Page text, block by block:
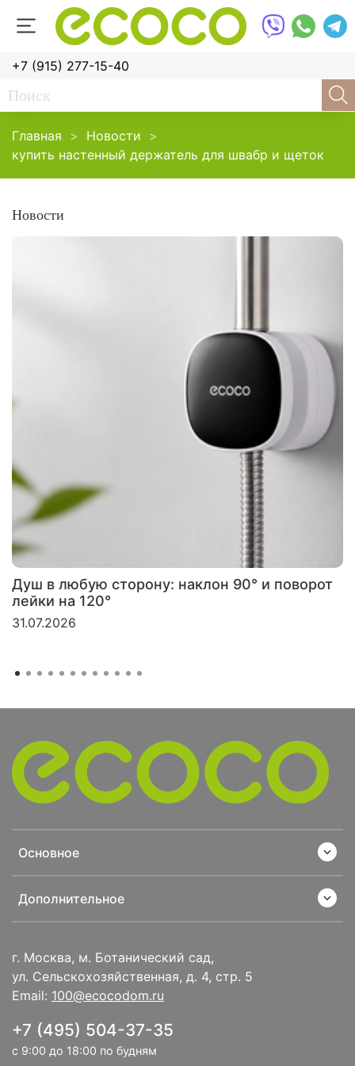
+7 (915) 277-15-40
Главная
Новости
купить настенный держатель для швабр и щеток
Новости
Душ в любую сторону: наклон 90° и поворот
лейки на 120°
31.07.2026
г. Москва, м. Ботанический сад,
ул. Сельскохозяйственная, д. 4, стр. 5
Email: 100@ecocodom.ru
+7 (495) 504-37-35
с 9:00 до 18:00 по будням
Основное
Дополнительное